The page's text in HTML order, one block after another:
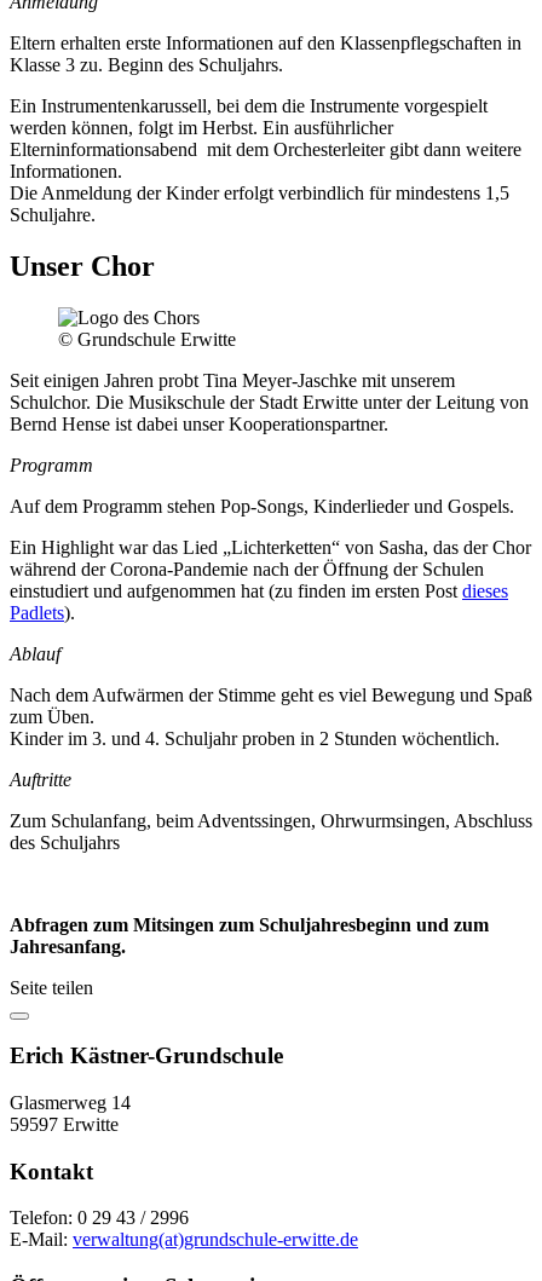
Eltern erhalten erste Informationen auf den Klassenpflegschaften in
Klasse 3 zu. Beginn des Schuljahrs.
Ein Instrumentenkarussell, bei dem die Instrumente vorgespielt
werden können, folgt im Herbst. Ein ausführlicher
Elterninformationsabend mit dem Orchesterleiter gibt dann weitere
Informationen.
Die Anmeldung der Kinder erfolgt verbindlich für mindestens 1,5
Schuljahre.
Unser Chor
© Grundschule Erwitte
Seit einigen Jahren probt Tina Meyer-Jaschke mit unserem
Schulchor. Die Musikschule der Stadt Erwitte unter der Leitung von
Bernd Hense ist dabei unser Kooperationspartner.
Programm
Auf dem Programm stehen Pop-Songs, Kinderlieder und Gospels.
Ein Highlight war das Lied „Lichterketten“ von Sasha, das der Chor
während der Corona-Pandemie nach der Öffnung der Schulen
einstudiert und aufgenommen hat (zu finden im ersten Post dieses
Padlets).
Ablauf
Nach dem Aufwärmen der Stimme geht es viel Bewegung und Spaß
zum Üben.
Kinder im 3. und 4. Schuljahr proben in 2 Stunden wöchentlich.
Auftritte
Zum Schulanfang, beim Adventssingen, Ohrwurmsingen, Abschluss
des Schuljahrs
Abfragen zum Mitsingen zum Schuljahresbeginn und zum
Jahresanfang.
Seite teilen
Erich Kästner-Grundschule
Glasmerweg 14
59597 Erwitte
Kontakt
Telefon: 0 29 43 / 2996
E-Mail: verwaltung(at)grundschule-erwitte.de